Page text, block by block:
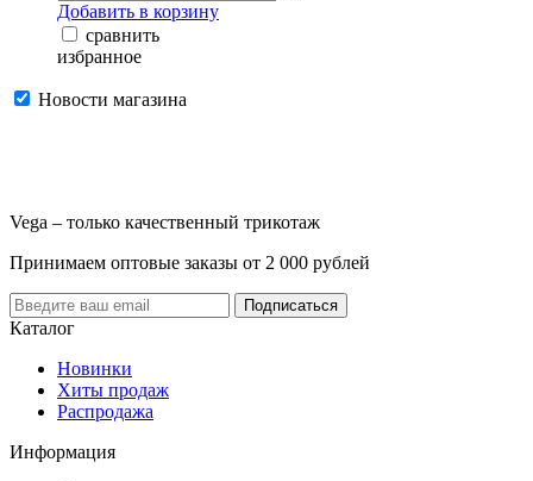
Добавить в корзину
сравнить
избранное
Новости магазина
Vega – только качественный трикотаж
Принимаем оптовые заказы от 2 000 рублей
Каталог
Новинки
Хиты продаж
Распродажа
Информация